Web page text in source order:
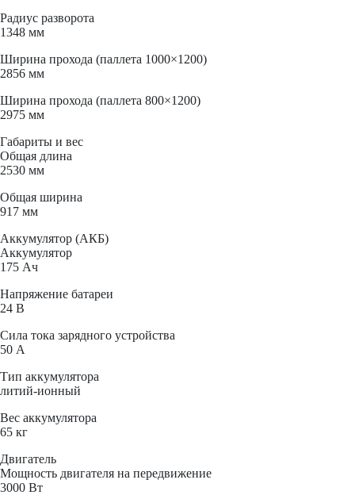
Радиус разворота
1348 мм
Ширина прохода (паллета 1000×1200)
2856 мм
Ширина прохода (паллета 800×1200)
2975 мм
Габариты и вес
Общая длина
2530 мм
Общая ширина
917 мм
Аккумулятор (АКБ)
Аккумулятор
175 Ач
Напряжение батареи
24 B
Сила тока зарядного устройства
50 А
Тип аккумулятора
литий-ионный
Вес аккумулятора
65 кг
Двигатель
Мощность двигателя на передвижение
3000 Вт